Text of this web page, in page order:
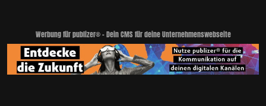
Werbung für publizer® - Dein CMS für deine Unternehmenswebseite